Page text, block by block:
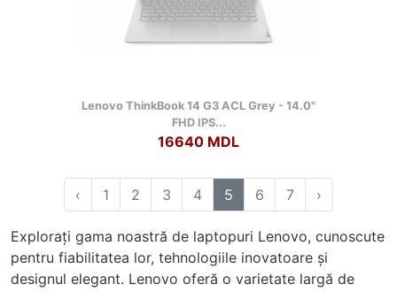
Lenovo ThinkBook 14 G3 ACL Grey - 14.0"
FHD IPS...
16640 MDL
‹ 1 2 3 4 5 6 7 ›
Explorați gama noastră de laptopuri Lenovo, cunoscute
pentru fiabilitatea lor, tehnologiile inovatoare și
designul elegant. Lenovo oferă o varietate largă de